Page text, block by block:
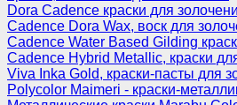
Dora Cadence краски для
Cadence Dora Wax, воск для
Cadence Water Based Gilding
Cadence Hybrid Metallic, краски
Viva Inka Gold, краски-пасты для
Polycolor Maimeri - краски-